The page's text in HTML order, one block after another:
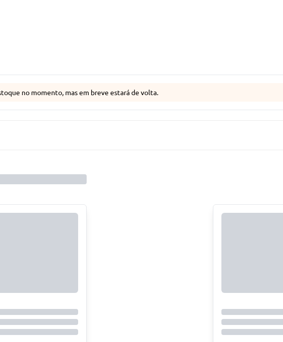
no momento, mas em breve estará de volta.